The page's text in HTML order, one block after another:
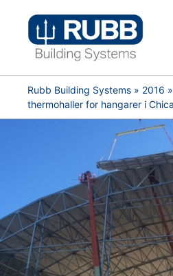
content
Rubb Building Systems » 2016
thermohaller for hangarer i